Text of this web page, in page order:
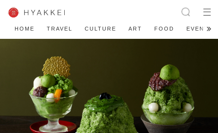
HOME TRAVEL CULTURE ART FOOD EVENT